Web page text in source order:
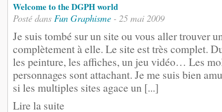
Welcome to the DGPH world
Posté dans Fun Graphisme - 25 mai 2009
Je suis tombé sur un site ou vous aller trouver
complètement à elle. Le site est très complet.
les peinture, les affiches, un jeu vidéo… Les
personnages sont attachant. Je me suis bien
si les multiples sites agace un [...]
Lire la suite